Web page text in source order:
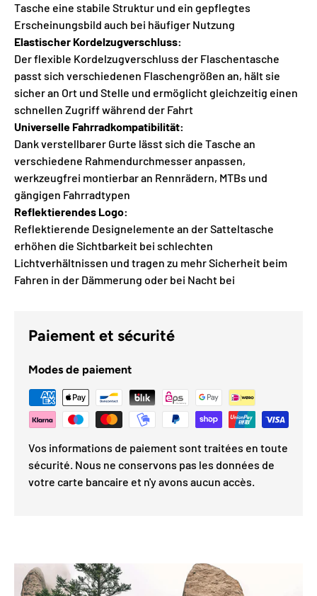
Tasche eine stabile Struktur und ein gepflegtes
Erscheinungsbild auch bei häufiger Nutzung
Elastischer Kordelzugverschluss:
Der flexible Kordelzugverschluss der Flaschentasche
passt sich verschiedenen Flaschengrößen an, hält sie
sicher an Ort und Stelle und ermöglicht gleichzeitig einen
schnellen Zugriff während der Fahrt
Universelle Fahrradkompatibilität:
Dank verstellbarer Gurte lässt sich die Tasche an
verschiedene Rahmendurchmesser anpassen,
werkzeugfrei montierbar an Rennrädern, MTBs und
gängigen Fahrradtypen
Reflektierendes Logo:
Reflektierende Designelemente an der Satteltasche
erhöhen die Sichtbarkeit bei schlechten
Lichtverhältnissen und tragen zu mehr Sicherheit beim
Fahren in der Dämmerung oder bei Nacht bei
Paiement et sécurité
Modes de paiement
Vos informations de paiement sont traitées en toute
sécurité. Nous ne conservons pas les données de
votre carte bancaire et n'y avons aucun accès.